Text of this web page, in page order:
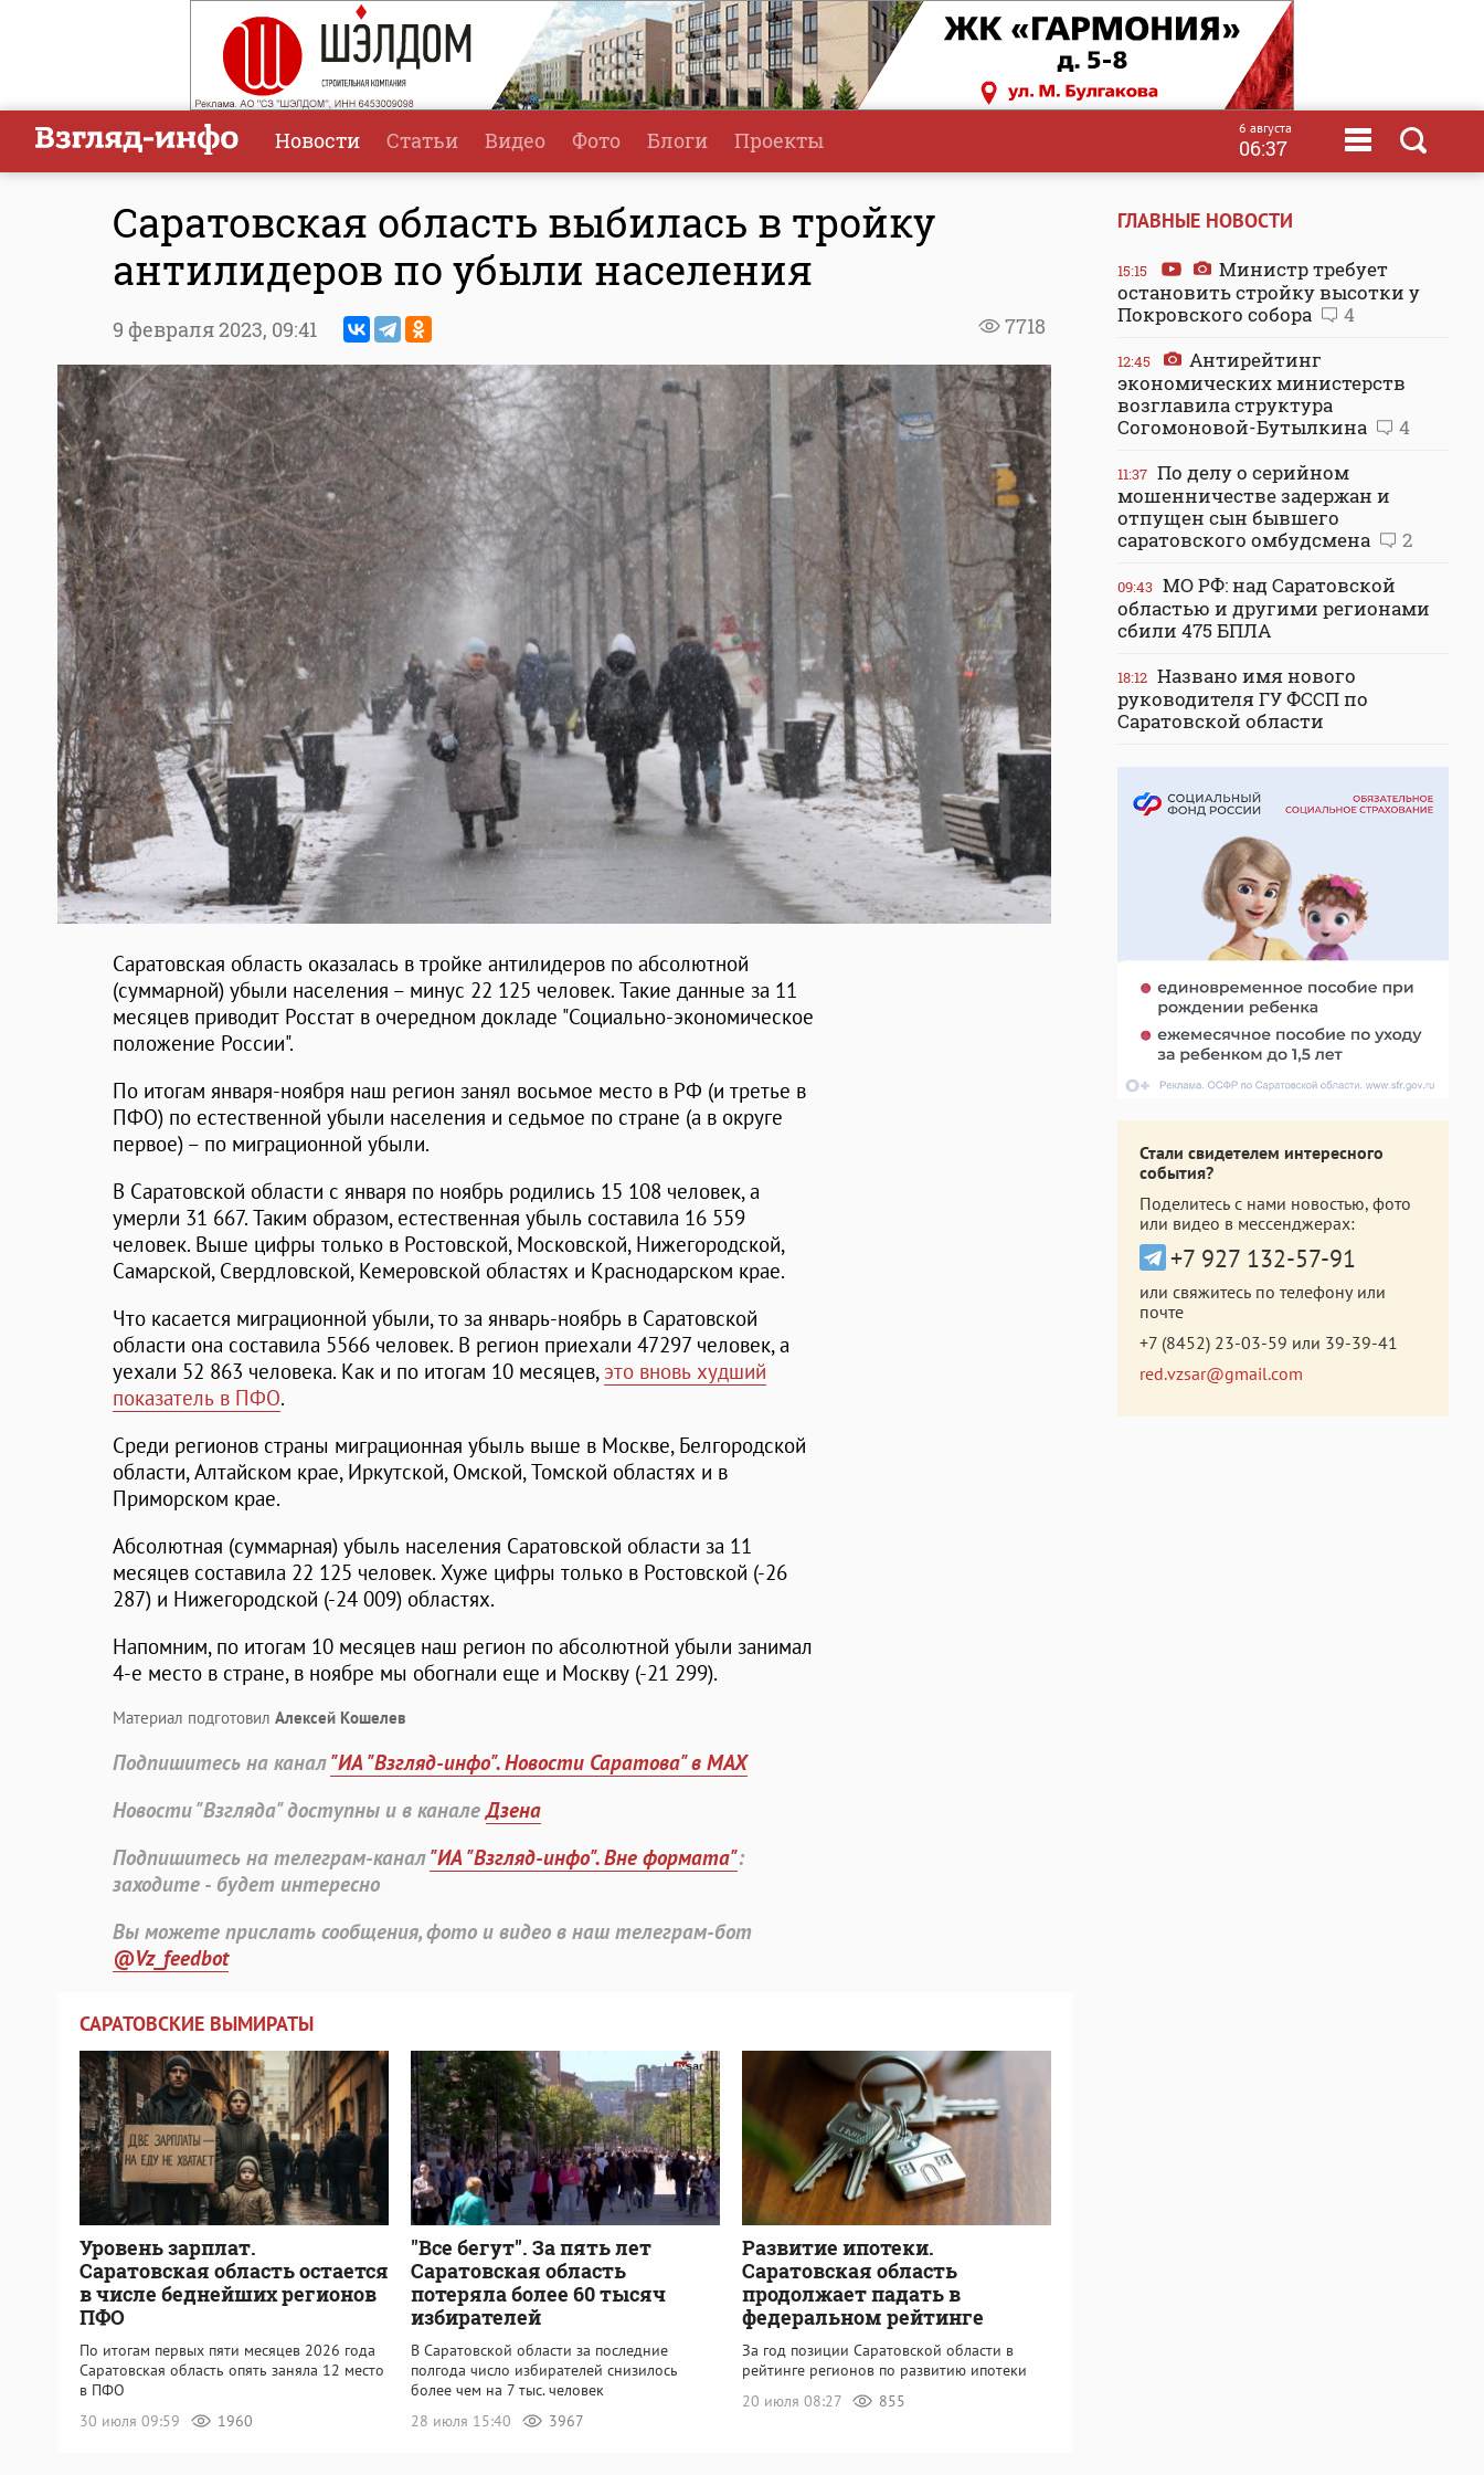
Новости Статьи Видео Фото Блоги Проекты 6 августа
06:37
Саратовская область выбилась в тройку
антилидеров по убыли населения
7718
9 февраля 2023, 09:41
Саратовская область оказалась в тройке антилидеров по абсолютной
(суммарной) убыли населения – минус 22 125 человек. Такие данные за 11
месяцев приводит Росстат в очередном докладе "Социально-экономическое
положение России".
По итогам января-ноября наш регион занял восьмое место в РФ (и третье в
ПФО) по естественной убыли населения и седьмое по стране (а в округе
первое) – по миграционной убыли.
В Саратовской области с января по ноябрь родились 15 108 человек, а
умерли 31 667. Таким образом, естественная убыль составила 16 559
человек. Выше цифры только в Ростовской, Московской, Нижегородской,
Самарской, Свердловской, Кемеровской областях и Краснодарском крае.
Что касается миграционной убыли, то за январь-ноябрь в Саратовской
области она составила 5566 человек. В регион приехали 47297 человек, а
уехали 52 863 человека. Как и по итогам 10 месяцев, это вновь худший
показатель в ПФО.
Среди регионов страны миграционная убыль выше в Москве, Белгородской
области, Алтайском крае, Иркутской, Омской, Томской областях и в
Приморском крае.
Абсолютная (суммарная) убыль населения Саратовской области за 11
месяцев составила 22 125 человек. Хуже цифры только в Ростовской (-26
287) и Нижегородской (-24 009) областях.
Напомним, по итогам 10 месяцев наш регион по абсолютной убыли занимал
4-е место в стране, в ноябре мы обогнали еще и Москву (-21 299).
Материал подготовил Алексей Кошелев
Подпишитесь на канал"ИА "Взгляд-инфо". Новости Саратова" в MAX
Новости "Взгляда" доступны и в каналеДзена
Подпишитесь на телеграм-канал"ИА "Взгляд-инфо". Вне формата":
заходите - будет интересно
Вы можете прислать сообщения, фото и видео в наш телеграм-бот
@Vz_feedbot
САРАТОВСКИЕ ВЫМИРАТЫ
Уровень зарплат.
Саратовская область остается
в числе беднейших регионов
ПФО
По итогам первых пяти месяцев 2026 года
Саратовская область опять заняла 12 место
в ПФО
30 июля 09:59
1960
"Все бегут". За пять лет
Саратовская область
потеряла более 60 тысяч
избирателей
В Саратовской области за последние
полгода число избирателей снизилось
более чем на 7 тыс. человек
28 июля 15:40
3967
Развитие ипотеки.
Саратовская область
продолжает падать в
федеральном рейтинге
За год позиции Саратовской области в
рейтинге регионов по развитию ипотеки
20 июля 08:27
855
ГЛАВНЫЕ НОВОСТИ
15:15
Министр требует
остановить стройку высотки у
Покровского собора
4
12:45
Антирейтинг
экономических министерств
возглавила структура
Согомоновой-Бутылкина
4
11:37 По делу о серийном
мошенничестве задержан и
отпущен сын бывшего
саратовского омбудсмена
2
09:43 МО РФ: над Саратовской
областью и другими регионами
сбили 475 БПЛА
18:12 Названо имя нового
руководителя ГУ ФССП по
Саратовской области
Стали свидетелем интересного
события?
Поделитесь с нами новостью, фото
или видео в мессенджерах:
+7 927 132-57-91
или свяжитесь по телефону или
почте
+7 (8452) 23-03-59 или 39-39-41
red.vzsar@gmail.com